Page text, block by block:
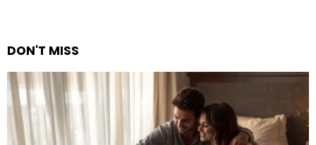
DON'T MISS